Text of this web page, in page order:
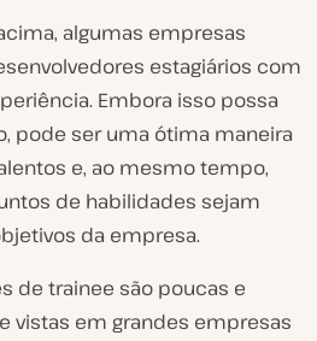
algumas empresas
estagiários com
Embora isso possa
pode ser uma ótima maneira
e, ao mesmo tempo,
de habilidades sejam
da empresa.
de trainee são poucas e
vistas em grandes empresas